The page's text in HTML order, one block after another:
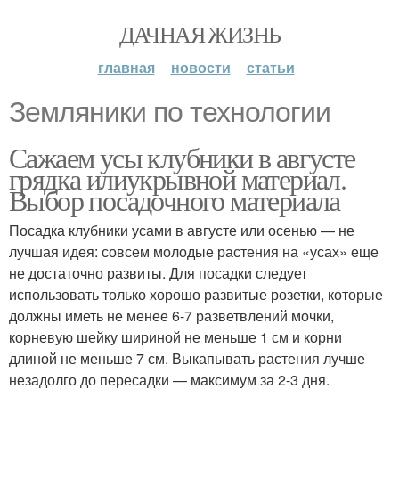
ДАЧНАЯ ЖИЗНЬ
главная новости статьи
Земляники по технологии
Сажаем усы клубники в августе
грядка илиукрывной материал.
Выбор посадочного материала
Посадка клубники усами в августе или осенью — не
лучшая идея: совсем молодые растения на «усах» еще
не достаточно развиты. Для посадки следует
использовать только хорошо развитые розетки, которые
должны иметь не менее 6-7 разветвлений мочки,
корневую шейку шириной не меньше 1 см и корни
длиной не меньше 7 см. Выкапывать растения лучше
незадолго до пересадки — максимум за 2-3 дня.